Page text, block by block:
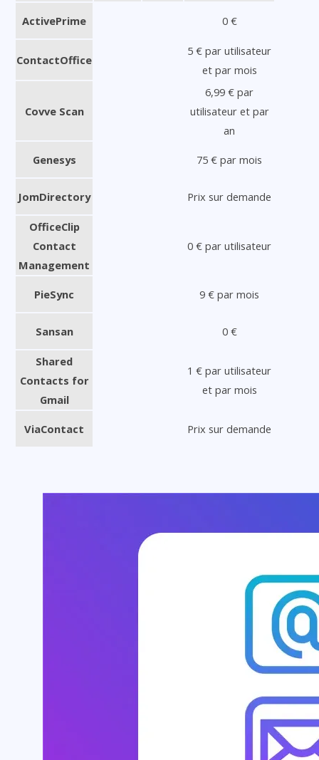
ActivePrime 0 €
ContactOffice
5 € par utilisateur
et par mois
Covve Scan
6,99 € par
utilisateur et par
an
Genesys 75 € par mois
JomDirectory Prix sur demande
OfficeClip
Contact
Management
0 € par utilisateur
PieSync 9 € par mois
Sansan 0 €
Shared
Contacts for
Gmail
1 € par utilisateur
et par mois
ViaContact Prix sur demande